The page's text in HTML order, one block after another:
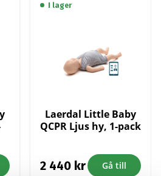
I lager
Laerdal Little Baby
QCPR Ljus hy, 1-pack
2 440 kr Gå till